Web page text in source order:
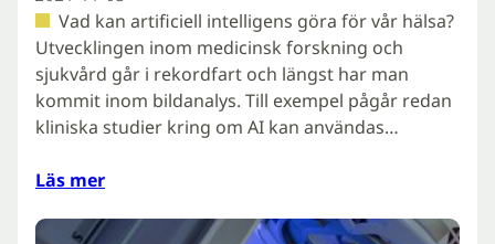
Vad kan artificiell intelligens göra för vår hälsa?
Utvecklingen inom medicinsk forskning och
sjukvård går i rekordfart och längst har man
kommit inom bildanalys. Till exempel pågår redan
kliniska studier kring om AI kan användas…
Läs mer